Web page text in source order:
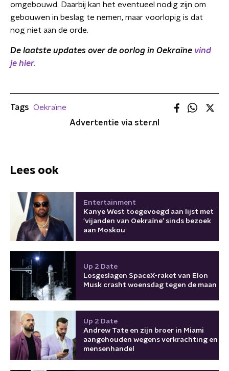
omgebouwd. Daarbij kan het eventueel nodig zijn om
gebouwen in beslag te nemen, maar voorlopig is dat
nog niet aan de orde.
De laatste updates over de oorlog in Oekraïne vind
je hier.
Tags Oekraïne
Advertentie via ster.nl
Lees ook
Entertainment
Kanye West toegevoegd aan lijst met
'vijanden van Oekraïne' sinds bezoek
aan Moskou
Up 2 Date
Losgeslagen SpaceX-raket van Elon
Musk crasht woensdag tegen de maan
Up 2 Date
Andrew Tate en zijn broer in Miami
aangehouden wegens verkrachting en
mensenhandel